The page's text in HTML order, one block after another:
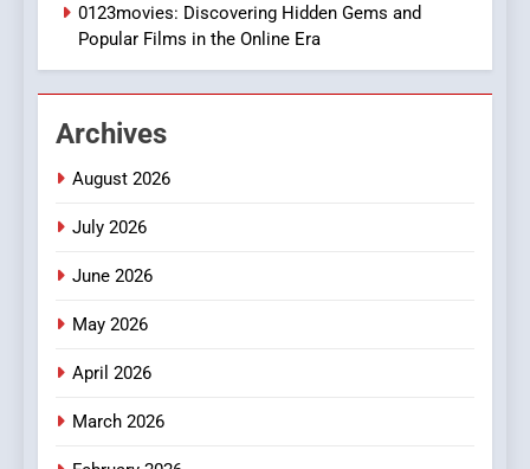
Execution and Integration
BUSINESS
3
4
0123movies: Discovering Hidden Gems and
Popular Films in the Online Era
Archives
August 2026
July 2026
June 2026
May 2026
April 2026
March 2026